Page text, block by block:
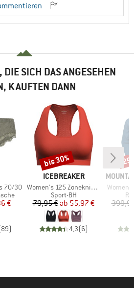
SICH DAS ANGESEHEN
KAUFTEN DANN
70/30
Preis
€
89)
MARKE
ICEBREAKER
Artikel
Women's 125 Zoneknit Racerback Bra
Produktgruppe
Sport-BH
Preis
79,95 € reduzierter Preis
ab 55,97 €
4,3(6)
Rabatt
bis 30%
MARKE
Artikel